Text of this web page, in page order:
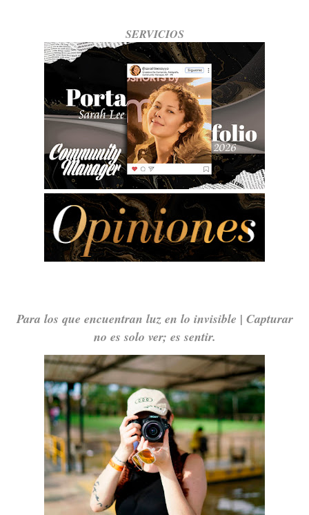
SERVICIOS
Para los que encuentran luz en lo invisible | Capturar
no es solo ver; es sentir.